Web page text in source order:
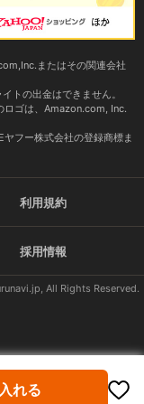
れる
またはその関連会社
トの出金はできません。
ゴは、Amazon.com, Inc.
フー株式会社の登録商標ま
利用規約
採用情報
All Rights Reserved.